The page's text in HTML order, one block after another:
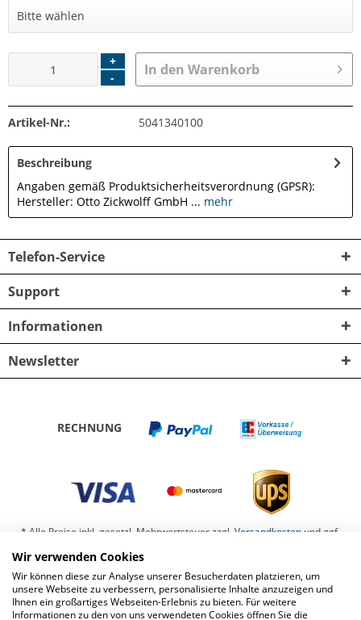
+
-
In den Warenkorb
Artikel-Nr.: 5041340100
Beschreibung
Angaben gemäß Produktsicherheitsverordnung (GPSR):
Hersteller: Otto Zickwolff GmbH ... mehr
Telefon-Service
Support
Informationen
Newsletter
RECHNUNG
* Alle Preise inkl. gesetzl. Mehrwertsteuer zzgl. Versandkosten und ggf.
Nachnahmegebühren, wenn nicht anders beschrieben
Barrierefreiheit Kontaktformular
Datenschutz
Impressum
Widerrufsbelehrung
Wir verwenden Cookies
Wir können diese zur Analyse unserer Besucherdaten platzieren, um
unsere Webseite zu verbessern, personalisierte Inhalte anzuzeigen und
Ihnen ein großartiges Webseiten-Erlebnis zu bieten. Für weitere
Informationen zu den von uns verwendeten Cookies öffnen Sie die